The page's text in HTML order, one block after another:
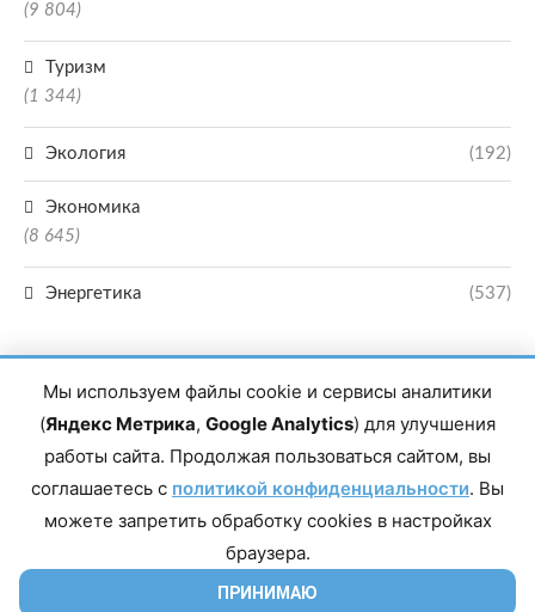
(9 804)
Туризм
(1 344)
Экология (192)
Экономика
(8 645)
Энергетика (537)
Главный редактор сетевого издания Магомаев Тимур Нухович. Контакты
редакции: 8(988)-292-94-34 Почта: vestiskfo@gmail.com По вопросам
Дагестан, г. Махачкала, пр-т Насрутдинова, д. 1а. Все права защищены.
Копирование и использование полных материалов запрещено, частичное
цитирование возможно только при условии гиперссылки на сайт mirmol.ru.
Мы используем файлы cookie и сервисы аналитики
(Яндекс Метрика, Google Analytics) для улучшения
работы сайта. Продолжая пользоваться сайтом, вы
соглашаетесь с политикой конфиденциальности. Вы
можете запретить обработку cookies в настройках
браузера.
ПРИНИМАЮ